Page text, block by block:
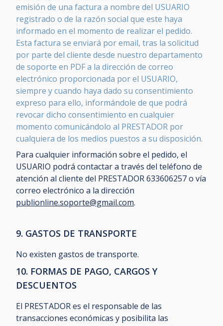
emisión de una factura a nombre del USUARIO
registrado o de la razón social que este haya
informado en el momento de realizar el pedido.
Esta factura se enviará por email, tras la solicitud
por parte del cliente desde nuestro departamento
de soporte en PDF a la dirección de correo
electrónico proporcionada por el USUARIO,
siempre y cuando haya dado su consentimiento
expreso para ello, informándole de que podrá
revocar dicho consentimiento en cualquier
momento comunicándolo al PRESTADOR por
cualquiera de los medios puestos a su disposición.
Para cualquier información sobre el pedido, el
USUARIO podrá contactar a través del teléfono de
atención al cliente del PRESTADOR 633606257 o vía
correo electrónico a la dirección
publionline.soporte@gmail.com.
9. GASTOS DE TRANSPORTE
No existen gastos de transporte.
10. FORMAS DE PAGO, CARGOS Y
DESCUENTOS
El PRESTADOR es el responsable de las
transacciones económicas y posibilita las